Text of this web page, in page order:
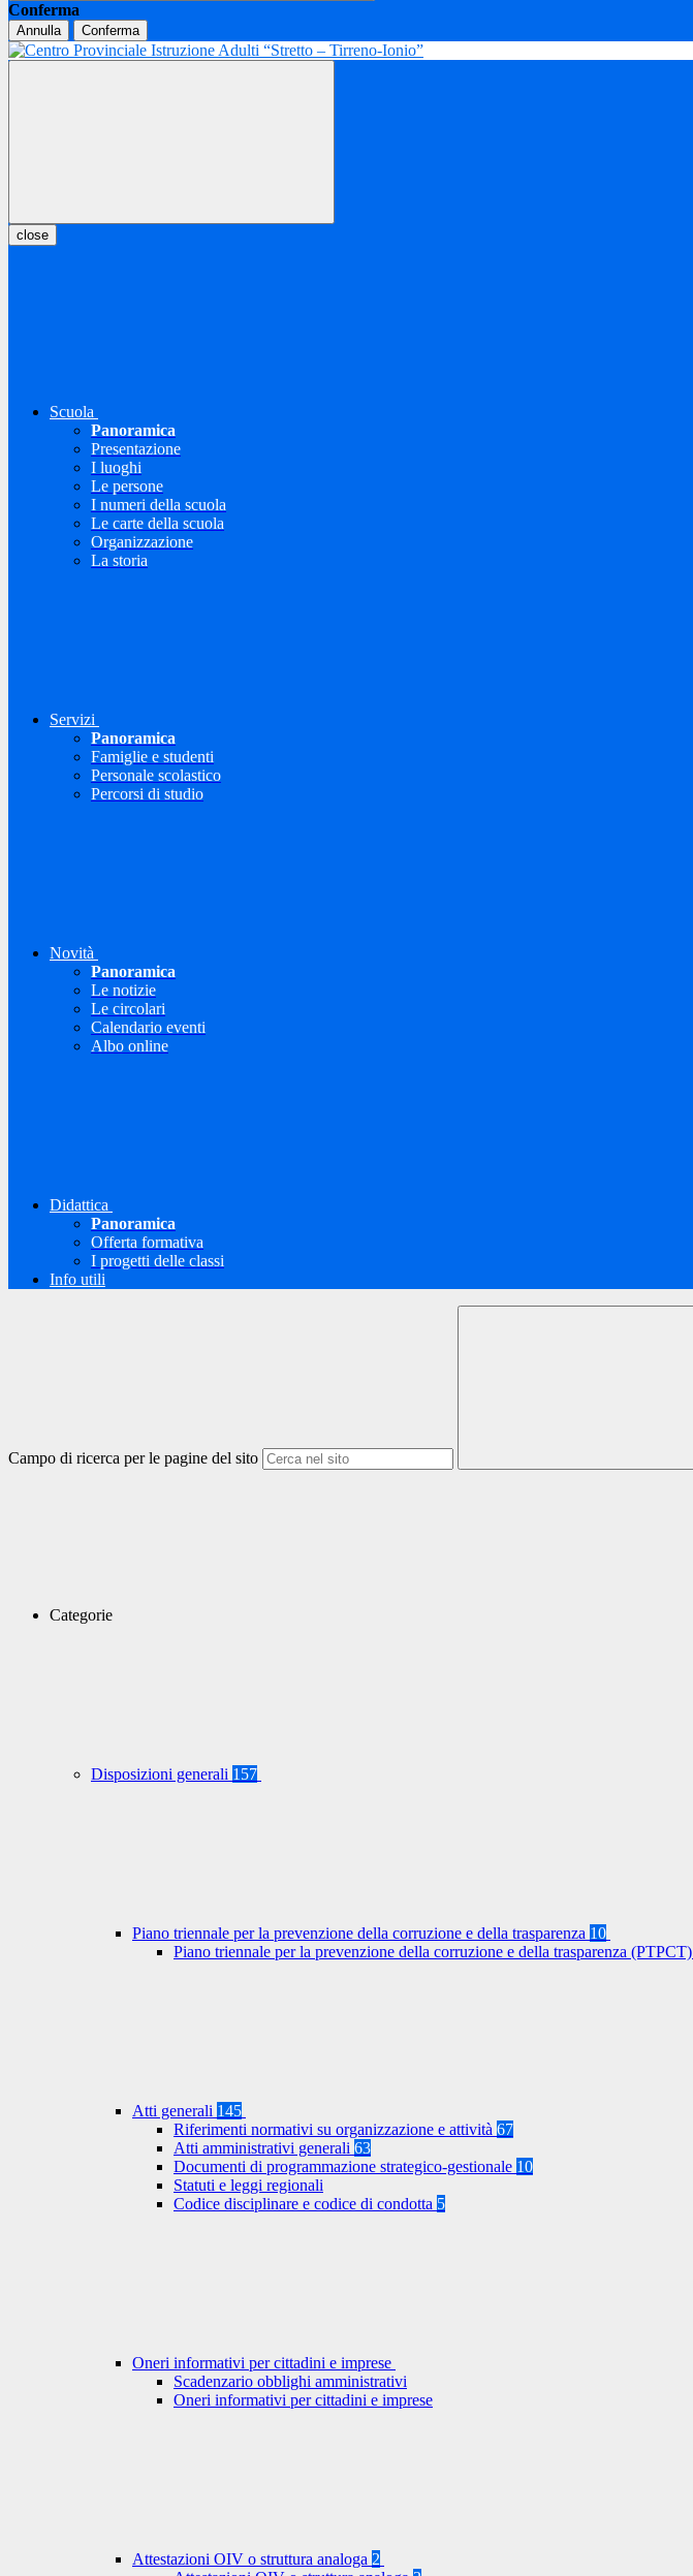
Conferma
Annulla Conferma
close
Scuola
Panoramica
Presentazione
I luoghi
Le persone
I numeri della scuola
Le carte della scuola
Organizzazione
La storia
Servizi
Panoramica
Famiglie e studenti
Personale scolastico
Percorsi di studio
Novità
Panoramica
Le notizie
Le circolari
Calendario eventi
Albo online
Didattica
Panoramica
Offerta formativa
I progetti delle classi
Info utili
Campo di ricerca per le pagine del sito
Categorie
Disposizioni generali 157
Piano triennale per la prevenzione della corruzione e della trasparenza 10
Piano triennale per la prevenzione della corruzione e della trasparenza (PTPCT)
Atti generali 145
Riferimenti normativi su organizzazione e attività 67
Atti amministrativi generali 63
Documenti di programmazione strategico-gestionale 10
Statuti e leggi regionali
Codice disciplinare e codice di condotta 5
Oneri informativi per cittadini e imprese
Scadenzario obblighi amministrativi
Oneri informativi per cittadini e imprese
Attestazioni OIV o struttura analoga 2